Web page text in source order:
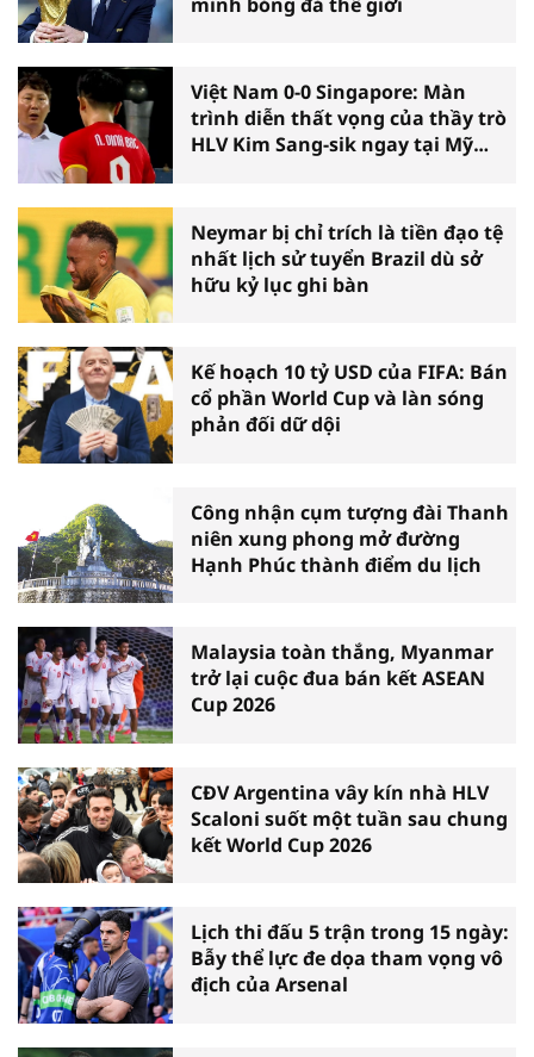
Việt Nam 0-0 Singapore: Màn
trình diễn thất vọng của thầy trò
HLV Kim Sang-sik ngay tại Mỹ
Neymar bị chỉ trích là tiền đạo tệ
nhất lịch sử tuyển Brazil dù sở
hữu kỷ lục ghi bàn
Kế hoạch 10 tỷ USD của FIFA: Bán
cổ phần World Cup và làn sóng
phản đối dữ dội
Công nhận cụm tượng đài Thanh
niên xung phong mở đường
Hạnh Phúc thành điểm du lịch
Malaysia toàn thắng, Myanmar
trở lại cuộc đua bán kết ASEAN
Cup 2026
CĐV Argentina vây kín nhà HLV
Scaloni suốt một tuần sau chung
kết World Cup 2026
Lịch thi đấu 5 trận trong 15 ngày:
Bẫy thể lực đe dọa tham vọng vô
địch của Arsenal